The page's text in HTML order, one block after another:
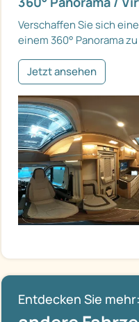
Verschaffen Sie sich
einem 360° Panorama
Jetzt ansehen
Entdecken Sie mehr: